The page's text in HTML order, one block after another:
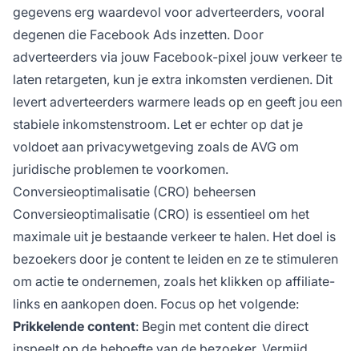
gegevens erg waardevol voor adverteerders, vooral
degenen die Facebook Ads inzetten. Door
adverteerders via jouw Facebook-pixel jouw verkeer te
laten retargeten, kun je extra inkomsten verdienen. Dit
levert adverteerders warmere leads op en geeft jou een
stabiele inkomstenstroom. Let er echter op dat je
voldoet aan privacywetgeving zoals de AVG om
juridische problemen te voorkomen.
Conversieoptimalisatie (CRO) beheersen
Conversieoptimalisatie (CRO) is essentieel om het
maximale uit je bestaande verkeer te halen. Het doel is
bezoekers door je content te leiden en ze te stimuleren
om actie te ondernemen, zoals het klikken op affiliate-
links en aankopen doen. Focus op het volgende:
Prikkelende content: Begin met content die direct